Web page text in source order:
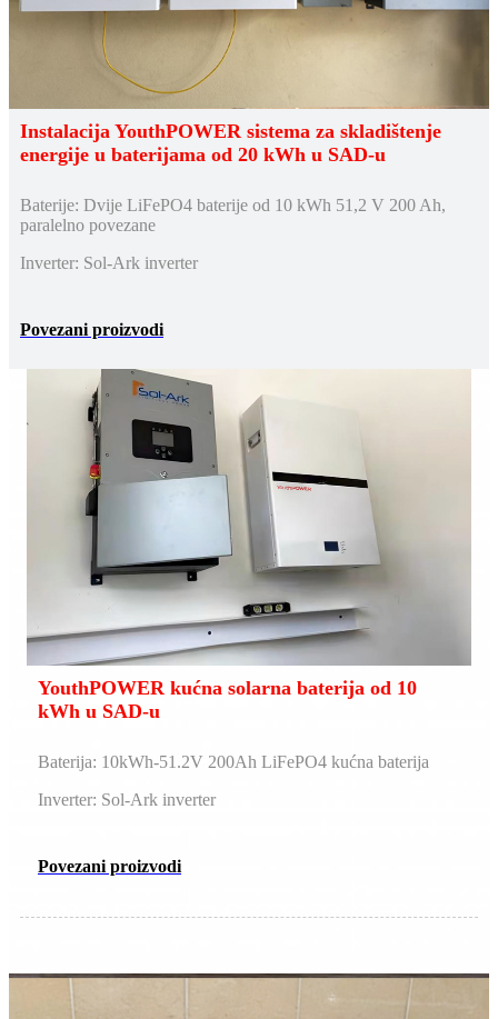
Instalacija YouthPOWER sistema za skladištenje
energije u baterijama od 20 kWh u SAD-u
Baterije: Dvije LiFePO4 baterije od 10 kWh 51,2 V 200 Ah,
paralelno povezane
Inverter: Sol-Ark inverter
Povezani proizvodi
YouthPOWER kućna solarna baterija od 10
kWh u SAD-u
Baterija: 10kWh-51.2V 200Ah LiFePO4 kućna baterija
Inverter: Sol-Ark inverter
Povezani proizvodi